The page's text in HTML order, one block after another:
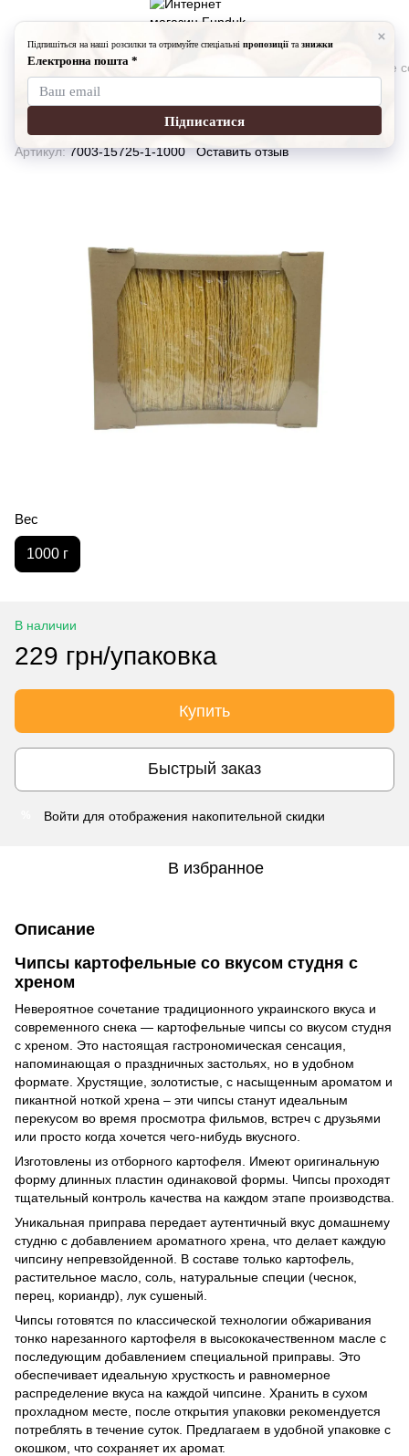
Снеки Чипсы Чипсы картофельные
Чипсы картофельные со вкусом
студня с хреном
Артикул:7003-15725-1-1000 Оставить отзыв
Вес
1000 г
В наличии
229 грн/упаковка
Купить
Быстрый заказ
Войти для отображения накопительной скидки
В избранное
Описание
Чипсы картофельные со вкусом студня с
хреном
Невероятное сочетание традиционного украинского вкуса и
современного снека — картофельные чипсы со вкусом студня
с хреном. Это настоящая гастрономическая сенсация,
напоминающая о праздничных застольях, но в удобном
формате. Хрустящие, золотистые, с насыщенным ароматом и
пикантной ноткой хрена – эти чипсы станут идеальным
перекусом во время просмотра фильмов, встреч с друзьями
или просто когда хочется чего-нибудь вкусного.
Изготовлены из отборного картофеля. Имеют оригинальную
форму длинных пластин одинаковой формы. Чипсы проходят
тщательный контроль качества на каждом этапе производства.
Уникальная приправа передает аутентичный вкус домашнему
студню с добавлением ароматного хрена, что делает каждую
чипсину непревзойденной. В составе только картофель,
растительное масло, соль, натуральные специи (чеснок,
перец, кориандр), лук сушеный.
Чипсы готовятся по классической технологии обжаривания
тонко нарезанного картофеля в высококачественном масле с
последующим добавлением специальной приправы. Это
обеспечивает идеальную хрусткость и равномерное
распределение вкуса на каждой чипсине. Хранить в сухом
прохладном месте, после открытия упаковки рекомендуется
потреблять в течение суток. Предлагаем в удобной упаковке с
окошком, что сохраняет их аромат.